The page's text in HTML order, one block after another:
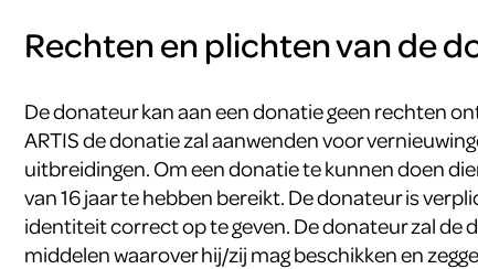
Rechten en plichten van de
De donateur kan aan een donatie geen rechten
ARTIS de donatie zal aanwenden voor
uitbreidingen. Om een donatie te kunnen doen
van 16 jaar te hebben bereikt. De donateur is
identiteit correct op te geven. De donateur zal de
middelen waarover hij/zij mag beschikken en